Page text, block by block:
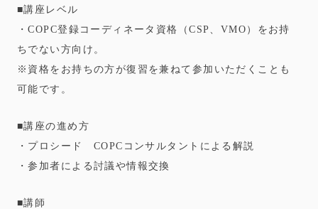
■講座レベル
・COPC登録コーディネータ資格（CSP、VMO）をお持
ちでない方向け。
※資格をお持ちの方が復習を兼ねて参加いただくことも
可能です。
■講座の進め方
・プロシード COPCコンサルタントによる解説
・参加者による討議や情報交換
■講師